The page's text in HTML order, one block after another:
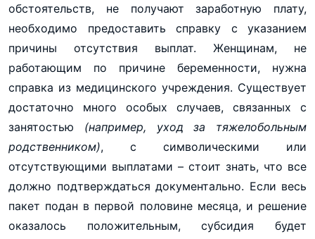
обстоятельств, не получают заработную плату,
необходимо предоставить справку с указанием
причины отсутствия выплат. Женщинам, не
работающим по причине беременности, нужна
справка из медицинского учреждения. Существует
достаточно много особых случаев, связанных с
занятостью (например, уход за тяжелобольным
родственником), с символическими или
отсутствующими выплатами – стоит знать, что все
должно подтверждаться документально. Если весь
пакет подан в первой половине месяца, и решение
оказалось положительным, субсидия будет